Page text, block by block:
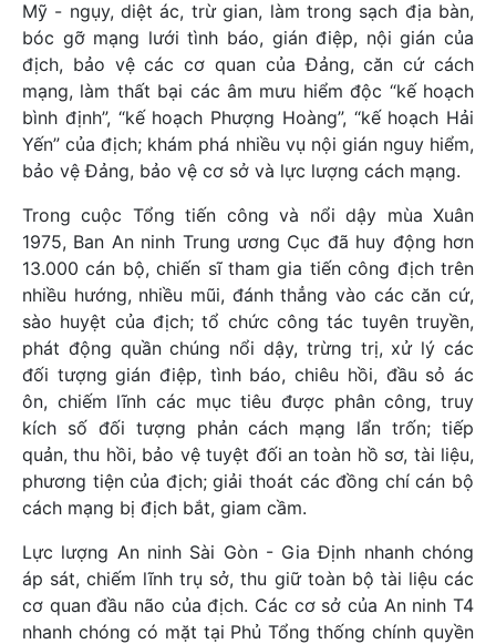
Mỹ - ngụy, diệt ác, trừ gian, làm trong sạch địa bàn,
bóc gỡ mạng lưới tình báo, gián điệp, nội gián của
địch, bảo vệ các cơ quan của Đảng, căn cứ cách
mạng, làm thất bại các âm mưu hiểm độc “kế hoạch
bình định”, “kế hoạch Phượng Hoàng”, “kế hoạch Hải
Yến” của địch; khám phá nhiều vụ nội gián nguy hiểm,
bảo vệ Đảng, bảo vệ cơ sở và lực lượng cách mạng.
Trong cuộc Tổng tiến công và nổi dậy mùa Xuân
1975, Ban An ninh Trung ương Cục đã huy động hơn
13.000 cán bộ, chiến sĩ tham gia tiến công địch trên
nhiều hướng, nhiều mũi, đánh thẳng vào các căn cứ,
sào huyệt của địch; tổ chức công tác tuyên truyền,
phát động quần chúng nổi dậy, trừng trị, xử lý các
đối tượng gián điệp, tình báo, chiêu hồi, đầu sỏ ác
ôn, chiếm lĩnh các mục tiêu được phân công, truy
kích số đối tượng phản cách mạng lẩn trốn; tiếp
quản, thu hồi, bảo vệ tuyệt đối an toàn hồ sơ, tài liệu,
phương tiện của địch; giải thoát các đồng chí cán bộ
cách mạng bị địch bắt, giam cầm.
Lực lượng An ninh Sài Gòn - Gia Định nhanh chóng
áp sát, chiếm lĩnh trụ sở, thu giữ toàn bộ tài liệu các
cơ quan đầu não của địch. Các cơ sở của An ninh T4
nhanh chóng có mặt tại Phủ Tổng thống chính quyền